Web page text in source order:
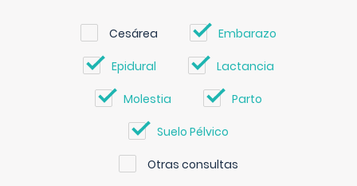
Cesárea Embarazo
Epidural Lactancia
Molestia Parto
Suelo Pélvico
Otras consultas